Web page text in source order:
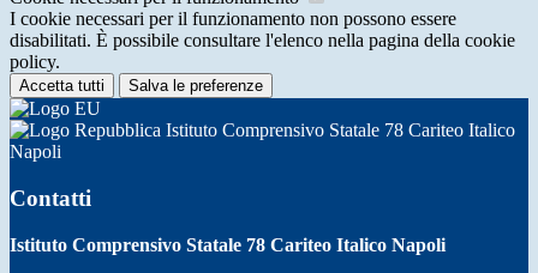
I cookie necessari per il funzionamento non possono essere
disabilitati. È possibile consultare l'elenco nella pagina della cookie
policy.
Accetta tutti Salva le preferenze
Istituto Comprensivo Statale 78 Cariteo Italico
Napoli
Contatti
Istituto Comprensivo Statale 78 Cariteo Italico Napoli